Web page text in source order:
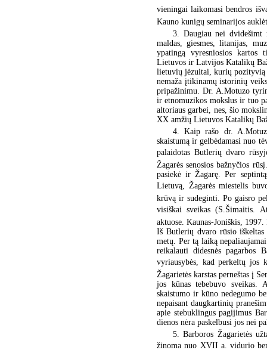
vieningai laikomasi bendros
Kauno kunigų seminarijos
3. Daugiau nei dvidešimt
maldas, giesmes, litanijas,
ypatingą vyresniosios kartos
Lietuvos ir Latvijos Katalikų
lietuvių jėzuitai, kurių pozityvią
nemaža įtikinamų istorinių
pripažinimu. Dr. A.Motuzo
ir etnomuzikos mokslus ir tuo
altoriaus garbei, nes, šio
XX amžių Lietuvos Katalikų
4. Kaip rašo dr.
skaistumą ir gelbėdamasi nuo
palaidotas Butlerių dvaro
Žagarės senosios bažnyčios
pasiekė ir Žagarę. Per
Lietuvą, Žagarės miestelis
krūvą ir sudeginti. Po gaisro
visiškai sveikas (S.Šimaitis.
aktuose. Kaunas-Joniškis,
Iš Butlerių dvaro rūsio iškeltas
metų. Per tą laiką
reikalauti didesnės pagarbos
vyriausybės, kad perkeltų jos
Žagarietės karstas perneštas į
jos kūnas tebebuvo sveikas.
skaistumo ir kūno nedegumo
nepaisant daugkartinių
apie stebuklingus pagijimus
dienos nėra paskelbusi jos nei
5. Barboros Žagarietės
žinoma nuo XVII a. vidurio